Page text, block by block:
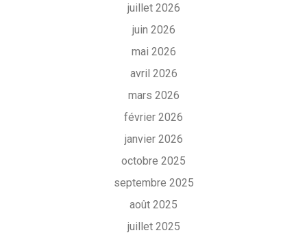
juillet 2026
juin 2026
mai 2026
avril 2026
mars 2026
février 2026
janvier 2026
octobre 2025
septembre 2025
août 2025
juillet 2025